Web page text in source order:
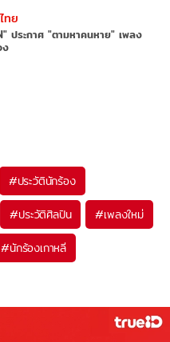
ทย
ประกาศ "ตามหาคนหาย" เพลง
ง
#ประวัตินักร้อง
#ประวัติศิลปิน #เพลงใหม่
#นักร้องเกาหลี